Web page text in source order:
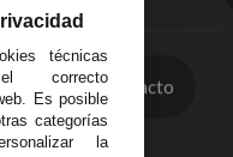
Contacto
técnicas
correcto
Es posible
categorías
la